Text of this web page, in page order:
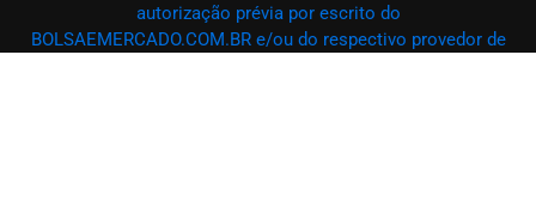
autorização prévia por escrito do
BOLSAEMERCADO.COM.BR e/ou do respectivo provedor de